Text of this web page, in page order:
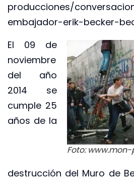
producciones/
embajador-erik-becker-
Foto:
El 09 de
noviembre
del año
2014 se
cumple 25
años de la
destrucción del Muro de